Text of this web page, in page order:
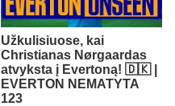
Užkulisiuose, kai
Christianas Nørgaardas
atvyksta į Evertoną! 🇩🇰 |
EVERTON NEMATYTA
123